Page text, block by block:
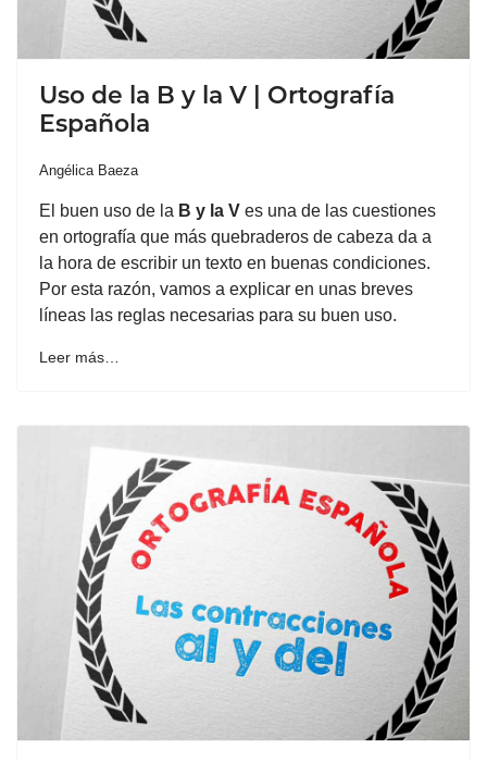
Uso de la B y la V | Ortografía
Española
Angélica Baeza
El buen uso de la B y la V es una de las cuestiones
en ortografía que más quebraderos de cabeza da a
la hora de escribir un texto en buenas condiciones.
Por esta razón, vamos a explicar en unas breves
líneas las reglas necesarias para su buen uso.
Leer más…